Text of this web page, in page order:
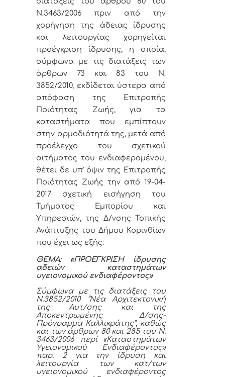
Ν.3463/2006 πριν από την
χορήγηση της άδειας ίδρυσης
και λειτουργίας χορηγείται
προέγκριση ίδρυσης, η οποία,
σύμφωνα με τις διατάξεις των
άρθρων 73 και 83 του Ν.
3852/2010, εκδίδεται ύστερα από
απόφαση της Επιτροπής
Ποιότητας Ζωής, για τα
καταστήματα που εμπίπτουν
στην αρμοδιότητά της, μετά από
προέλεγχο του σχετικού
αιτήματος του ενδιαφερομένου,
θέτει δε υπ’ όψιν της Επιτροπής
Ποιότητας Ζωής την από 19-04-
2017 σχετική εισήγηση του
Τμήματος Εμπορίου και
Υπηρεσιών, της Δ/νσης Τοπικής
Ανάπτυξης του Δήμου Κορινθίων
που έχει ως εξής:
ΘΕΜΑ: «ΠΡΟΕΓΚΡΙΣΗίδρυσης
αδειών καταστημάτων
υγειονομικού ενδιαφέροντος»
Σύμφωνα με τις διατάξεις του
Ν.3852/2010 “Νέα Αρχιτεκτονική
της Αυτ/σης και της
Αποκεντρωμένης Δ/σης-
Πρόγραμμα Καλλικράτης”, καθώς
και των άρθρων 80 και 285 του Ν.
3463/2006 περί «Καταστημάτων
Υγειονομικού Ενδιαφέροντος»
παρ. 2 για την ίδρυση και
λειτουργία των κατ/των
υγειονομικού ενδιαφέροντος